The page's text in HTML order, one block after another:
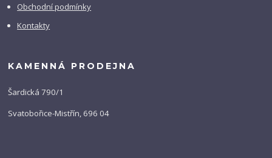
Obchodní podmínky
Kontakty
KAMENNÁ PRODEJNA
Šardická 790/1
Svatobořice-Mistřín, 696 04